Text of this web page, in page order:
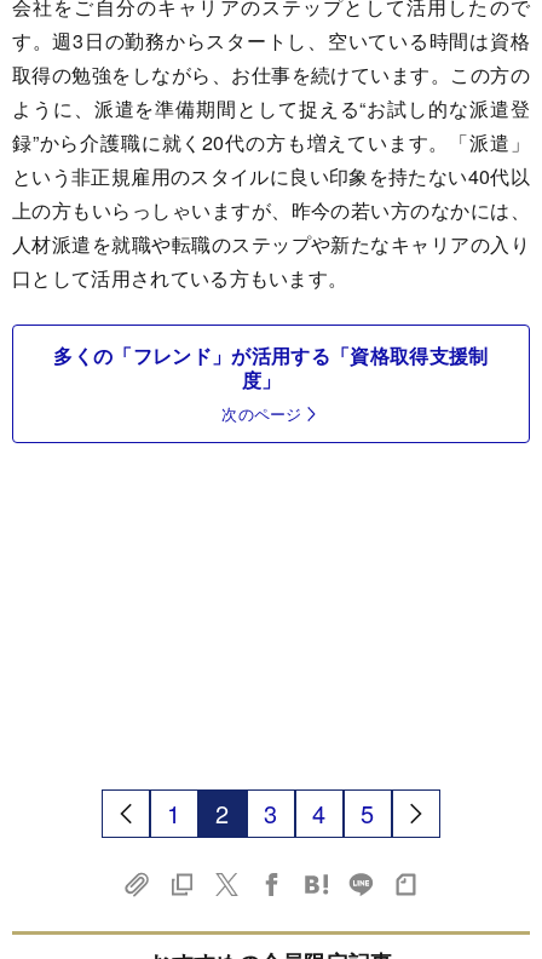
会社をご自分のキャリアのステップとして活用したので
す。週3日の勤務からスタートし、空いている時間は資格
取得の勉強をしながら、お仕事を続けています。この方の
ように、派遣を準備期間として捉える“お試し的な派遣登
録”から介護職に就く20代の方も増えています。「派遣」
という非正規雇用のスタイルに良い印象を持たない40代以
上の方もいらっしゃいますが、昨今の若い方のなかには、
人材派遣を就職や転職のステップや新たなキャリアの入り
口として活用されている方もいます。
多くの「フレンド」が活用する「資格取得支援制
度」
次のページ
1 2 3 4 5